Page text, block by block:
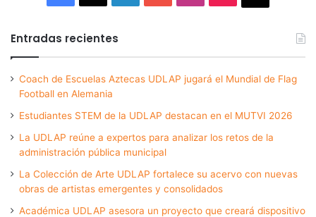
Entradas recientes
Coach de Escuelas Aztecas UDLAP jugará el Mundial de Flag
Football en Alemania
Estudiantes STEM de la UDLAP destacan en el MUTVI 2026
La UDLAP reúne a expertos para analizar los retos de la
administración pública municipal
La Colección de Arte UDLAP fortalece su acervo con nuevas
obras de artistas emergentes y consolidados
Académica UDLAP asesora un proyecto que creará dispositivo